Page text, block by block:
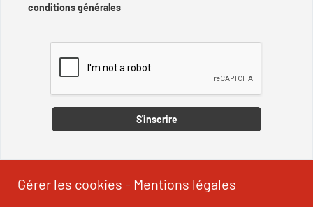
conditions générales
S'inscrire
Gérer les cookies - Mentions légales